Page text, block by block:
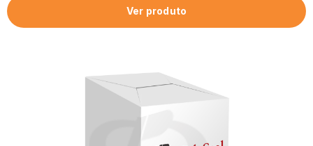
Ver produto